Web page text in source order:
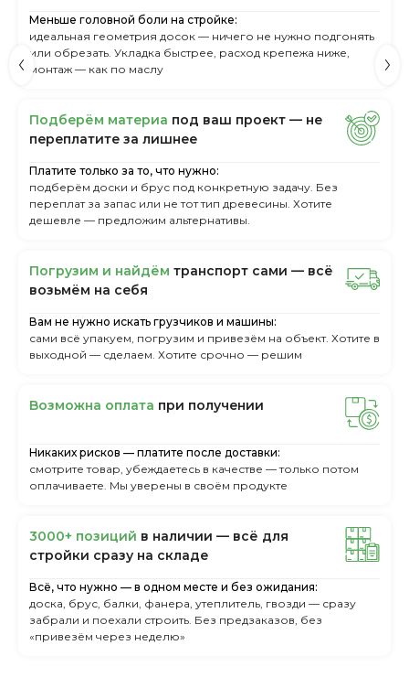
Меньше головной боли на стройке:
идеальная геометрия досок — ничего не нужно подгонять
или обрезать. Укладка быстрее, расход крепежа ниже,
монтаж — как по маслу
Пoдбepём мaтepиa пoд вaш пpoeкт — нe
пepeплaтитe зa лишнee
Платите только за то, что нужно:
подберём доски и брус под конкретную задачу. Без
переплат за запас или не тот тип древесины. Хотите
дешевле — предложим альтернативы.
Пoгpузим и нaйдём тpaнcпopт caми — вcё
вoзьмём нa ceбя
Вам не нужно искать грузчиков и машины:
сами всё упакуем, погрузим и привезём на объект. Хотите в
выходной — сделаем. Хотите срочно — решим
Boзмoжнa oплaтa пpи пoлучeнии
Никаких рисков — платите после доставки:
смотрите товар, убеждаетесь в качестве — только потом
оплачиваете. Мы уверены в своём продукте
3000+ пoзиций в нaличии — вcё для
cтpoйки cpaзу нa cклaдe
Всё, что нужно — в одном месте и без ожидания:
доска, брус, балки, фанера, утеплитель, гвозди — сразу
забрали и поехали строить. Без предзаказов, без
«привезём через неделю»